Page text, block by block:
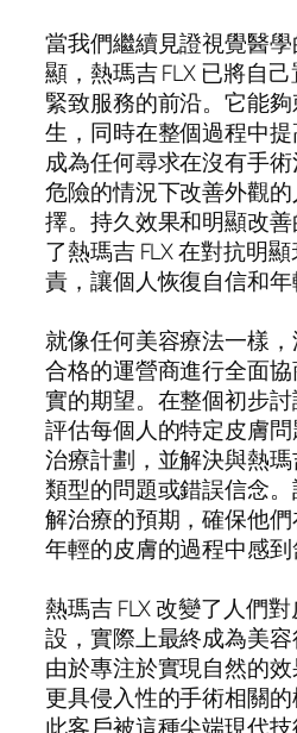
當我們繼續見證視覺醫
顯，熱瑪吉 FLX 已將自
緊致服務的前沿。它能
生，同時在整個過程中
成為任何尋求在沒有手
危險的情況下改善外觀
擇。持久效果和明顯改
了熱瑪吉 FLX 在對抗明
責，讓個人恢復自信和年
就像任何美容療法一樣
合格的運營商進行全面
實的期望。在整個初步
評估每個人的特定皮膚
治療計劃，並解決與熱瑪
類型的問題或錯誤信念
解治療的預期，確保他
年輕的皮膚的過程中感到
熱瑪吉 FLX 改變了人們
設，實際上最終成為美容
由於專注於實現自然的
更具侵入性的手術相關